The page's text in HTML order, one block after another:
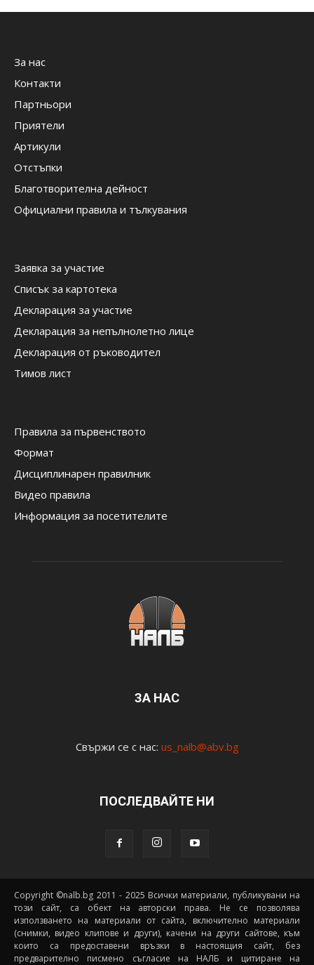
За нас
Контакти
Партньори
Приятели
Артикули
Отстъпки
Благотворителна дейност
Официални правила и тълкувания
Заявка за участие
Списък за картотека
Декларация за участие
Декларация за непълнолетно лице
Декларация от ръководител
Тимов лист
Правила за първенството
Формат
Дисциплинарен правилник
Видео правила
Информация за посетителите
ЗА НАС
Свържи се с нас: us_nalb@abv.bg
ПОСЛЕДВАЙТЕ НИ
Copyright ©nalb.bg 2011 - 2025 Всички материали, публикувани на
този сайт, са обект на авторски права. Не се позволява
използването на материали от сайта, включително материали
(снимки, видео клипове и други), качени на други сайтове, към
които са предоставени връзки в настоящия сайт, без
предварително писмено съгласие на НАЛБ и цитиране на